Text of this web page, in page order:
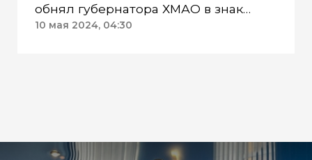
обнял губернатора ХМАО в знак
признательности
10 мая 2024, 04:30